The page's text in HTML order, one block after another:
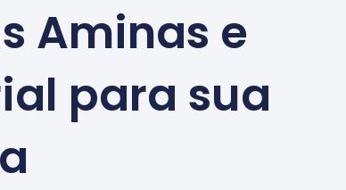
Aminas e
para sua